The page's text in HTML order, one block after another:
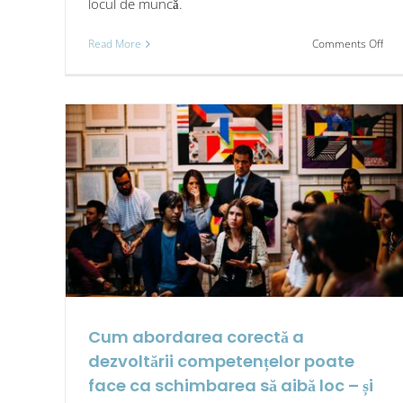
Read More Comments Offon
Cum abordarea corectă a
dezvoltării competențelor poate
face ca schimbarea să aibă loc – și